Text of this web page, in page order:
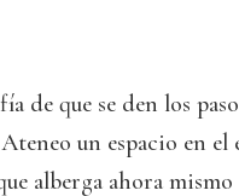
de que se den los
un espacio en
alberga ahora mismo